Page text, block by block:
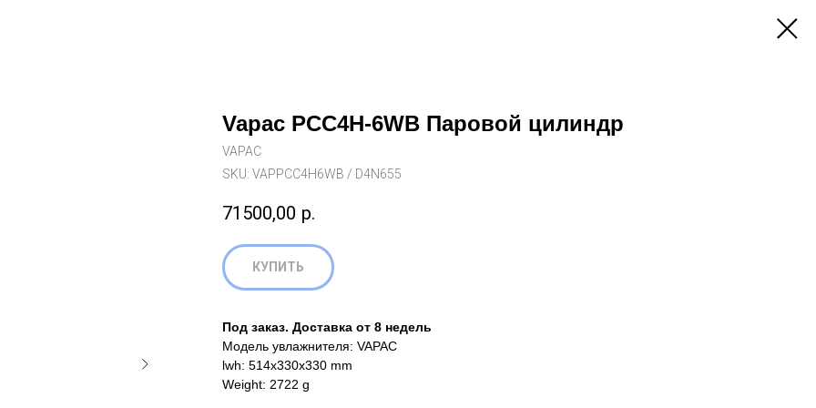
Vapac PCC4H-6WB Паровой цилиндр
VAPAC
SKU: VAPPCC4H6WB / D4N655
71500,00 р.
КУПИТЬ
Под заказ. Доставка от 8 недель
Модель увлажнителя: VAPAC
lwh: 514x330x330 mm
Weight: 2722 g